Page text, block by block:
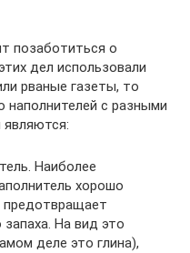
позаботиться о
дел использовали
рваные газеты, то
наполнителей с разными
Наиболее
хорошо
запаха. На вид это
деле это глина),